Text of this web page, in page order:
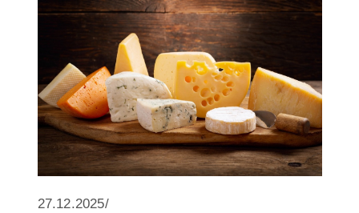
27.12.2025/